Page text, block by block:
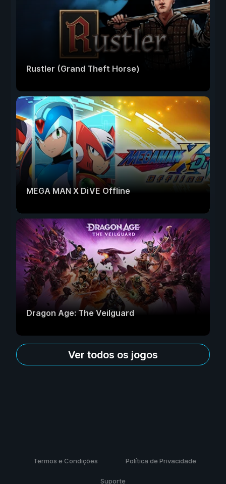
Rustler (Grand Theft Horse)
MEGA MAN X DiVE Offline
Dragon Age: The Veilguard
Ver todos os jogos
Termos e Condições Política de Privacidade
Suporte